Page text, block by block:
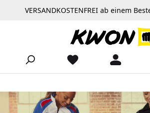
Zum Hauptinhalt springen
VERSANDKOSTENFREI ab einem
Slider überspringen
https://www.kwon.com/Produkte/Bekleidung/